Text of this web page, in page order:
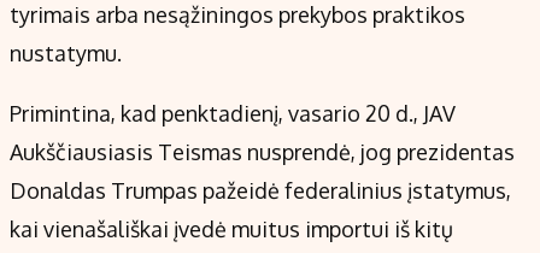
tyrimais arba nesąžiningos prekybos praktikos
nustatymu.
Primintina, kad penktadienį, vasario 20 d., JAV
Aukščiausiasis Teismas nusprendė, jog prezidentas
Donaldas Trumpas pažeidė federalinius įstatymus,
kai vienašališkai įvedė muitus importui iš kitų